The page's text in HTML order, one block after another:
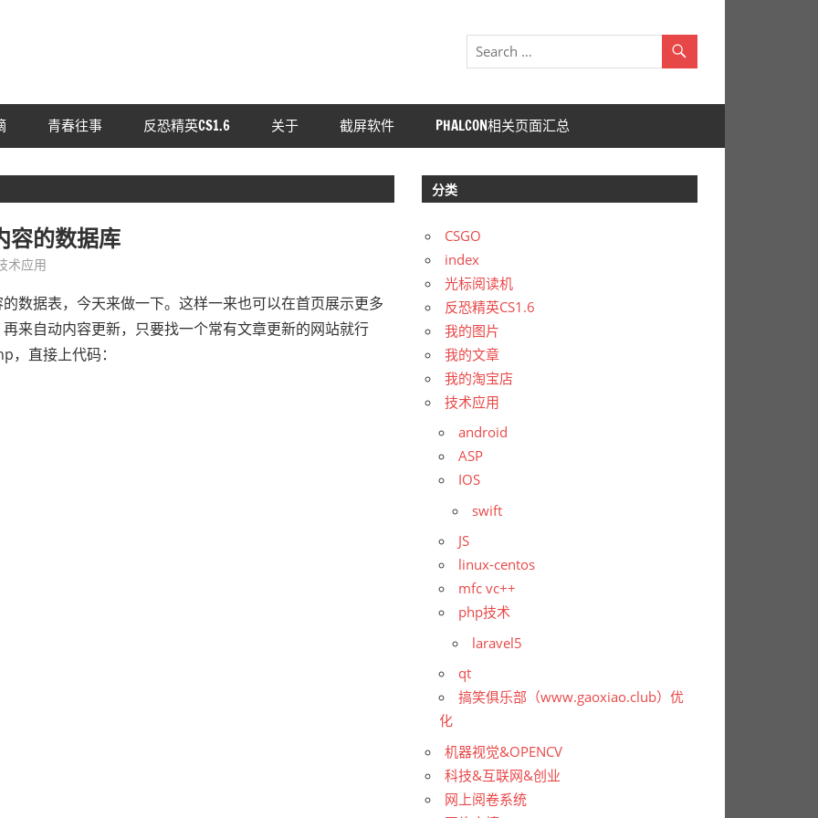
青春往事 反恐精英CS1.6 关于 截屏软件 PHALCON相关页面汇总
容的数据库
术应用
数据表，今天来做一下。这样一来也可以在首页展示更多
来自动内容更新，只要找一个常有文章更新的网站就行
直接上代码：
分类
CSGO
index
光标阅读机
反恐精英CS1.6
我的图片
我的文章
我的淘宝店
技术应用
android
ASP
IOS
swift
JS
linux-centos
mfc vc++
php技术
laravel5
qt
搞笑俱乐部（www.gaoxiao.club）优
化
机器视觉&OPENCV
科技&互联网&创业
网上阅卷系统